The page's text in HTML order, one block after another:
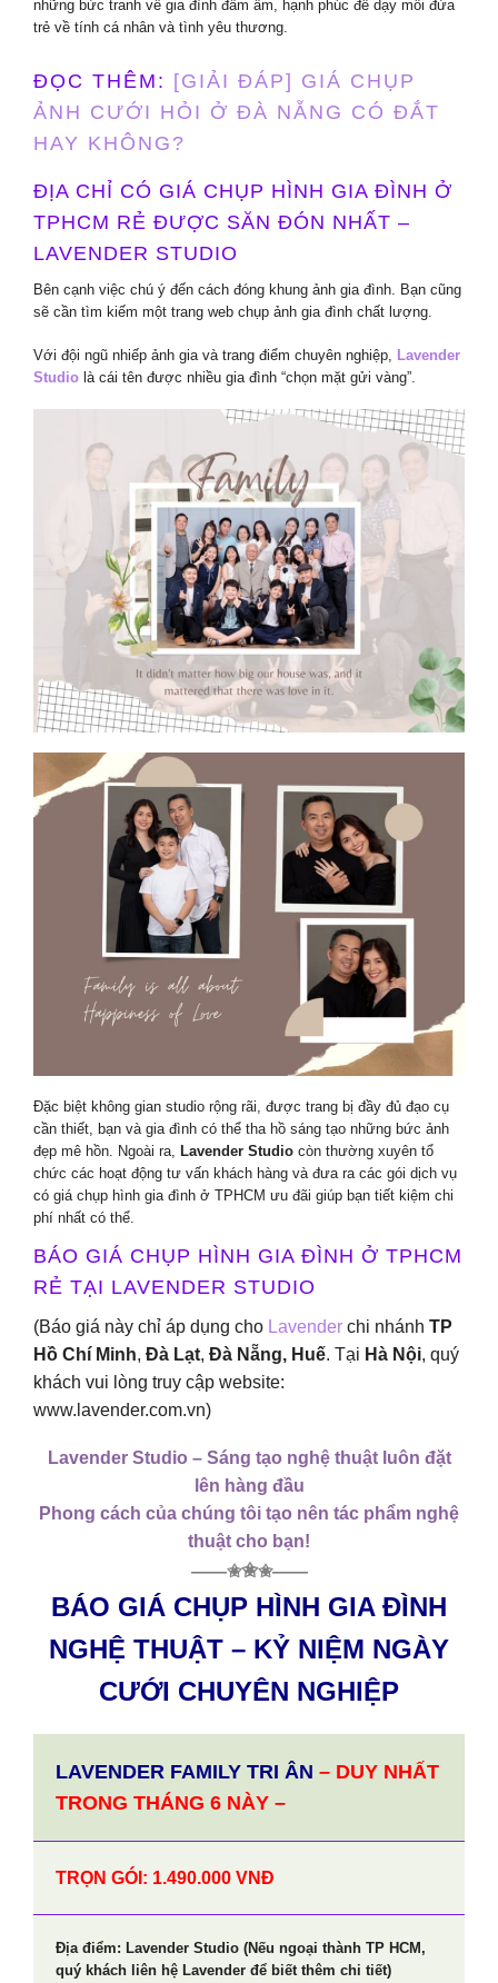
những bức tranh về gia đình đầm ấm, hạnh phúc để dạy mỗi đứa
trẻ về tính cá nhân và tình yêu thương.
ĐỌC THÊM: [GIẢI ĐÁP] GIÁ CHỤP
ẢNH CƯỚI HỎI Ở ĐÀ NẴNG CÓ ĐẮT
HAY KHÔNG?
ĐỊA CHỈ CÓ GIÁ CHỤP HÌNH GIA ĐÌNH Ở
TPHCM RẺ ĐƯỢC SĂN ĐÓN NHẤT –
LAVENDER STUDIO
Bên cạnh việc chú ý đến cách đóng khung ảnh gia đình. Bạn cũng
sẽ cần tìm kiếm một trang web chụp ảnh gia đình chất lượng.
Với đội ngũ nhiếp ảnh gia và trang điểm chuyên nghiệp, Lavender
Studio là cái tên được nhiều gia đình “chọn mặt gửi vàng”.
Đặc biệt không gian studio rộng rãi, được trang bị đầy đủ đạo cụ
cần thiết, bạn và gia đình có thể tha hồ sáng tạo những bức ảnh
đẹp mê hồn. Ngoài ra, Lavender Studio còn thường xuyên tổ
chức các hoạt động tư vấn khách hàng và đưa ra các gói dịch vụ
có giá chụp hình gia đình ở TPHCM ưu đãi giúp bạn tiết kiệm chi
phí nhất có thể.
BÁO GIÁ CHỤP HÌNH GIA ĐÌNH Ở TPHCM
RẺ TẠI LAVENDER STUDIO
(Báo giá này chỉ áp dụng cho Lavender chi nhánh TP
Hồ Chí Minh, Đà Lạt, Đà Nẵng, Huế. Tại Hà Nội, quý
khách vui lòng truy cập website:
www.lavender.com.vn)
Lavender Studio – Sáng tạo nghệ thuật luôn đặt
lên hàng đầu
Phong cách của chúng tôi tạo nên tác phẩm nghệ
thuật cho bạn!
——✬✬✬——
BÁO GIÁ CHỤP HÌNH GIA ĐÌNH
NGHỆ THUẬT – KỶ NIỆM NGÀY
CƯỚI CHUYÊN NGHIỆP
LAVENDER FAMILY TRI ÂN – DUY NHẤT
TRONG THÁNG 6 NÀY –
TRỌN GÓI: 1.490.000 VNĐ
Địa điểm: Lavender Studio (Nếu ngoại thành TP HCM,
quý khách liên hệ Lavender để biết thêm chi tiết)